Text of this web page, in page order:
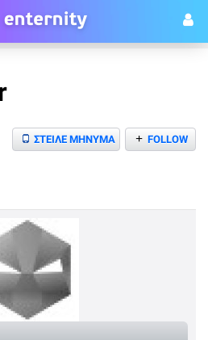
+ FOLLOW
ΣΤΕΙΛΕ ΜΗΝΥΜΑ